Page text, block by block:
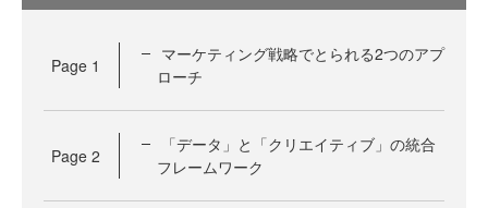
Page 1
マーケティング戦略でとられる2つのアプ
ローチ
Page 2
「データ」と「クリエイティブ」の統合
フレームワーク